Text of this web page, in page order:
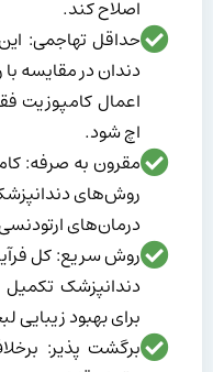
اصلاح کند.
حداقل تهاجمی:
دندان در مقایسه
اعمال کامپوزیت
اچ شود.
مقرون به صرفه:
روش‌های
درمان‌های
روش سریع: کل
دندانپزشک
برای بهبود
برگشت پذیر: